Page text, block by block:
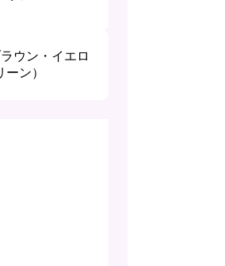
ウン・イエロ
ーン）